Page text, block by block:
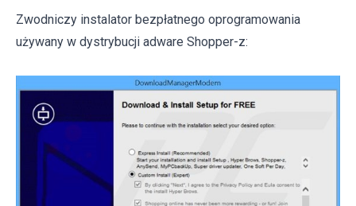
Zwodniczy instalator bezpłatnego oprogramowania
używany w dystrybucji adware Shopper-z: